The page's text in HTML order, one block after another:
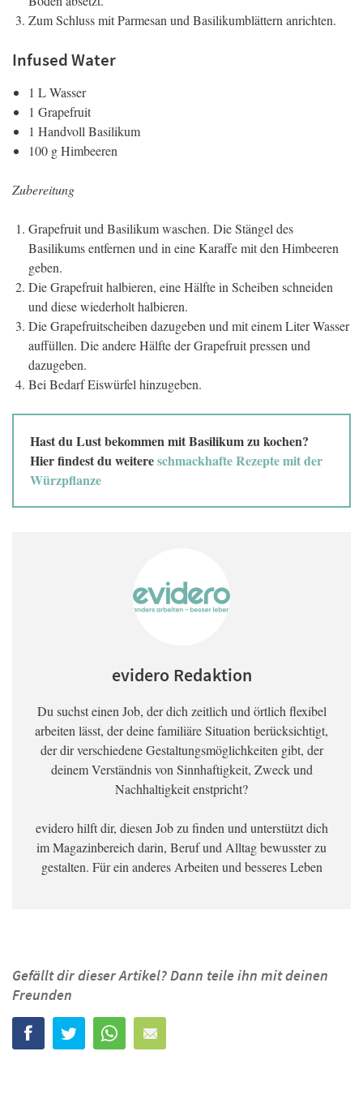
Zum Schluss mit Parmesan und Basilikumblättern anrichten.
Infused Water
1 L Wasser
1 Grapefruit
1 Handvoll Basilikum
100 g Himbeeren
Zubereitung
Grapefruit und Basilikum waschen. Die Stängel des
Basilikums entfernen und in eine Karaffe mit den Himbeeren
geben.
Die Grapefruit halbieren, eine Hälfte in Scheiben schneiden
und diese wiederholt halbieren.
Die Grapefruitscheiben dazugeben und mit einem Liter Wasser
auffüllen. Die andere Hälfte der Grapefruit pressen und
dazugeben.
Bei Bedarf Eiswürfel hinzugeben.
Hast du Lust bekommen mit Basilikum zu kochen?
Hier findest du weitereschmackhafte Rezepte mit der
Würzpflanze
evidero Redaktion
Du suchst einen Job, der dich zeitlich und örtlich flexibel
arbeiten lässt, der deine familiäre Situation berücksichtigt,
der dir verschiedene Gestaltungsmöglichkeiten gibt, der
deinem Verständnis von Sinnhaftigkeit, Zweck und
Nachhaltigkeit enstpricht?
evidero hilft dir, diesen Job zu finden und unterstützt dich
im Magazinbereich darin, Beruf und Alltag bewusster zu
gestalten. Für ein anderes Arbeiten und besseres Leben
Gefällt dir dieser Artikel? Dann teile ihn mit deinen
Freunden